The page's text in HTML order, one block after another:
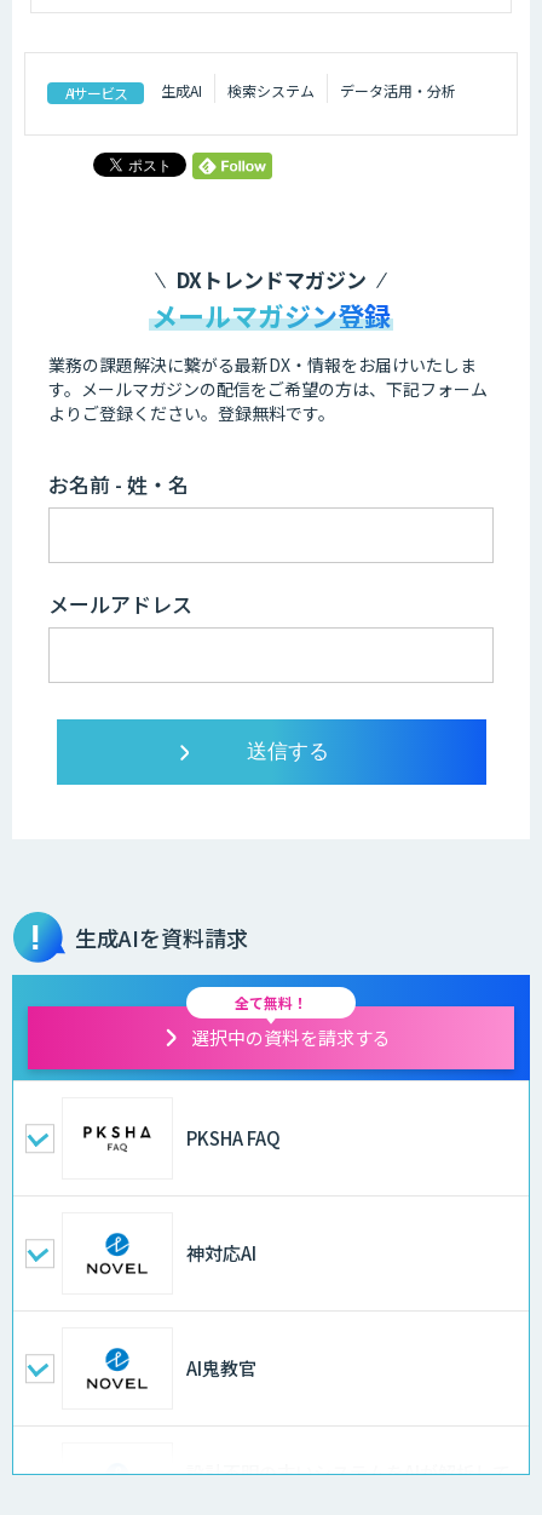
AIサービス 生成AI 検索システム データ活用・分析
DXトレンドマガジン
メールマガジン登録
業務の課題解決に繋がる最新DX・情報をお届けいたしま
す。 メールマガジンの配信をご希望の方は、下記フォーム
よりご登録ください。登録無料です。
お名前 - 姓・名
メールアドレス
生成AIを資料請求
全て無料！
選択中の資料を請求する
PKSHA FAQ
神対応AI
AI鬼教官
設計不明の古いシステムをAIが解析して